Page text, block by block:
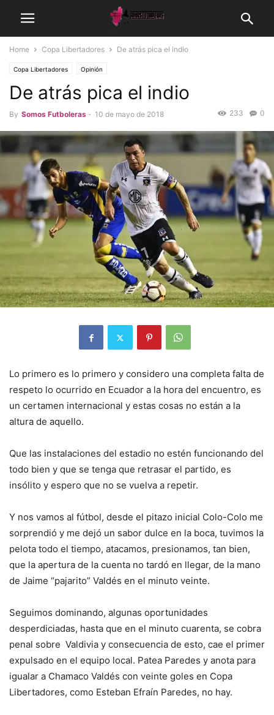
Home Copa Libertadores De atrás pica el indio
Copa Libertadores Opinión
De atrás pica el indio
By Somos Futboleras - 10 de mayo de 2018 0
233
Lo primero es lo primero y considero una completa falta de
respeto lo ocurrido en Ecuador a la hora del encuentro, es
un certamen internacional y estas cosas no están a la
altura de aquello.
Que las instalaciones del estadio no estén funcionando del
todo bien y que se tenga que retrasar el partido, es
insólito y espero que no se vuelva a repetir.
Y nos vamos al fútbol, desde el pitazo inicial Colo-Colo me
sorprendió y me dejó un sabor dulce en la boca, tuvimos la
pelota todo el tiempo, atacamos, presionamos, tan bien,
que la apertura de la cuenta no tardó en llegar, de la mano
de Jaime “pajarito” Valdés en el minuto veinte.
Seguimos dominando, algunas oportunidades
desperdiciadas, hasta que en el minuto cuarenta, se cobra
penal sobre Valdivia y consecuencia de esto, cae el primer
expulsado en el equipo local. Patea Paredes y anota para
igualar a Chamaco Valdés con veinte goles en Copa
Libertadores, como Esteban Efraín Paredes, no hay.